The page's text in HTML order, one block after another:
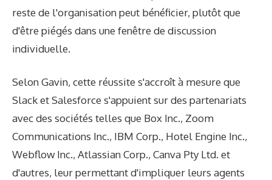
reste de l'organisation peut bénéficier, plutôt que
d'être piégés dans une fenêtre de discussion
individuelle.
Selon Gavin, cette réussite s'accroît à mesure que
Slack et Salesforce s'appuient sur des partenariats
avec des sociétés telles que Box Inc., Zoom
Communications Inc., IBM Corp., Hotel Engine Inc.,
Webflow Inc., Atlassian Corp., Canva Pty Ltd. et
d'autres, leur permettant d'impliquer leurs agents